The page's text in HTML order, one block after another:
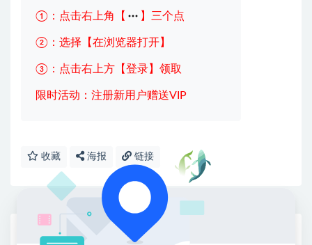
①：点击右上角【 】三个点
②：选择【在浏览器打开】
③：点击右上方【登录】领取
限时活动：注册新用户赠送VIP
收藏 海报 链接
网赚基地简介